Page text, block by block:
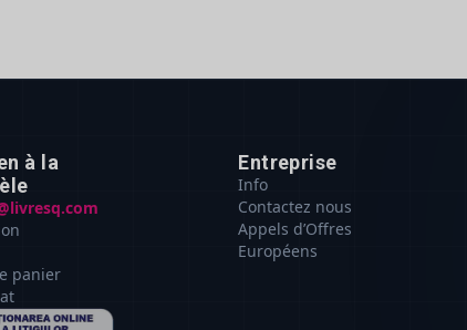
à la
panier
Entreprise
Info
Contactez nous
Appels d’Offres
Européens